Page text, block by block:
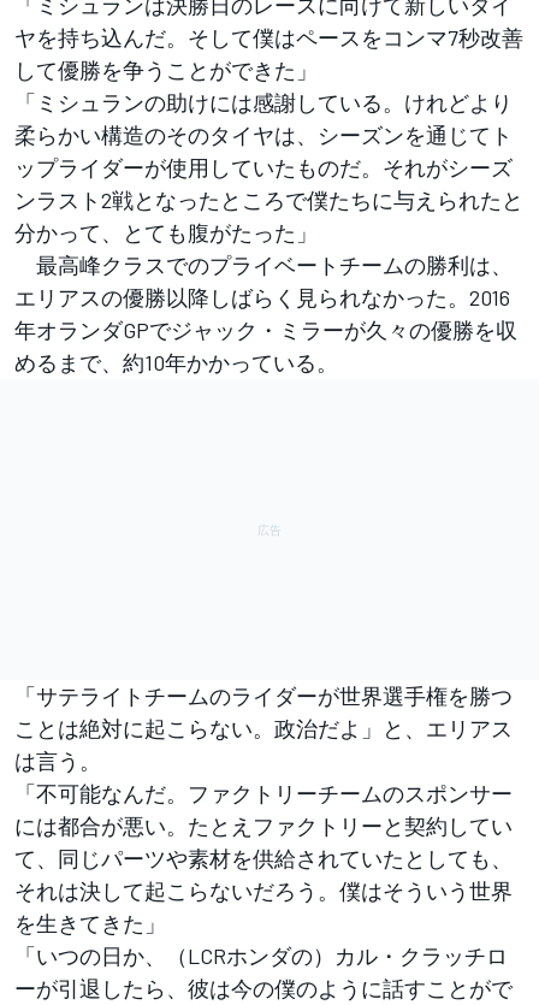
ヤを持ち込んだ。そして僕はペースをコンマ7秒改善
して優勝を争うことができた」
「ミシュランの助けには感謝している。けれどより
柔らかい構造のそのタイヤは、シーズンを通じてト
ップライダーが使用していたものだ。それがシーズ
ンラスト2戦となったところで僕たちに与えられたと
分かって、とても腹がたった」
最高峰クラスでのプライベートチームの勝利は、
エリアスの優勝以降しばらく見られなかった。2016
年オランダGPでジャック・ミラーが久々の優勝を収
めるまで、約10年かかっている。
「サテライトチームのライダーが世界選手権を勝つ
ことは絶対に起こらない。政治だよ」と、エリアス
は言う。
「不可能なんだ。ファクトリーチームのスポンサー
には都合が悪い。たとえファクトリーと契約してい
て、同じパーツや素材を供給されていたとしても、
それは決して起こらないだろう。僕はそういう世界
を生きてきた」
「いつの日か、（LCRホンダの）カル・クラッチロ
ーが引退したら、彼は今の僕のように話すことがで